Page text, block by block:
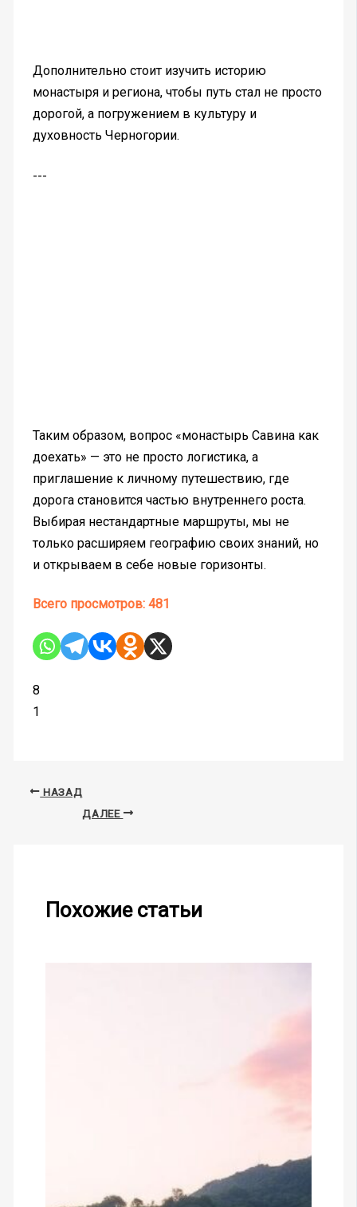
Дополнительно стоит изучить историю
монастыря и региона, чтобы путь стал не просто
дорогой, а погружением в культуру и
духовность Черногории.
---
Таким образом, вопрос «монастырь Савина как
доехать» — это не просто логистика, а
приглашение к личному путешествию, где
дорога становится частью внутреннего роста.
Выбирая нестандартные маршруты, мы не
только расширяем географию своих знаний, но
и открываем в себе новые горизонты.
Всего просмотров: 481
8
1
НАЗАД
ДАЛЕЕ
Похожие статьи